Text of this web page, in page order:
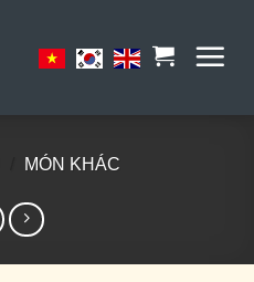
MÓN KHÁC